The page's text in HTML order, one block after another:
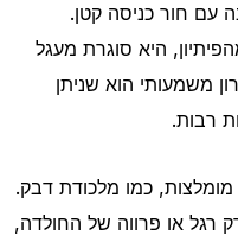
עם חור כניסה קטן.
היא סוגרת מעגל
משמעותי הוא שניתן
רבות.
מומלצות, כמו מלכודת דבק.
רגל או פרווה של החולדה,